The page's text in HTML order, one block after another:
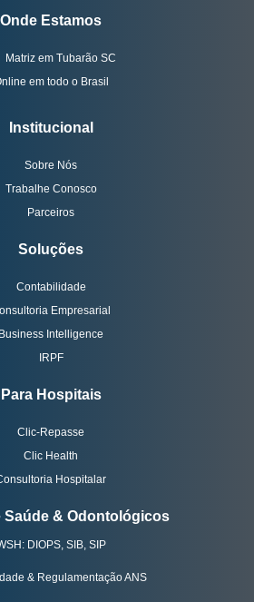
Onde Estamos
Matriz em Tubarão SC
em todo o Brasil
Institucional
Sobre Nós
Trabalhe Conosco
Parceiros
Soluções
Contabilidade
Empresarial
Business Intelligence
IRPF
Para Hospitais
Clic-Repasse
Clic Health
Hospitalar
Saúde & Odontológicos
DIOPS, SIB, SIP
& Regulamentação ANS